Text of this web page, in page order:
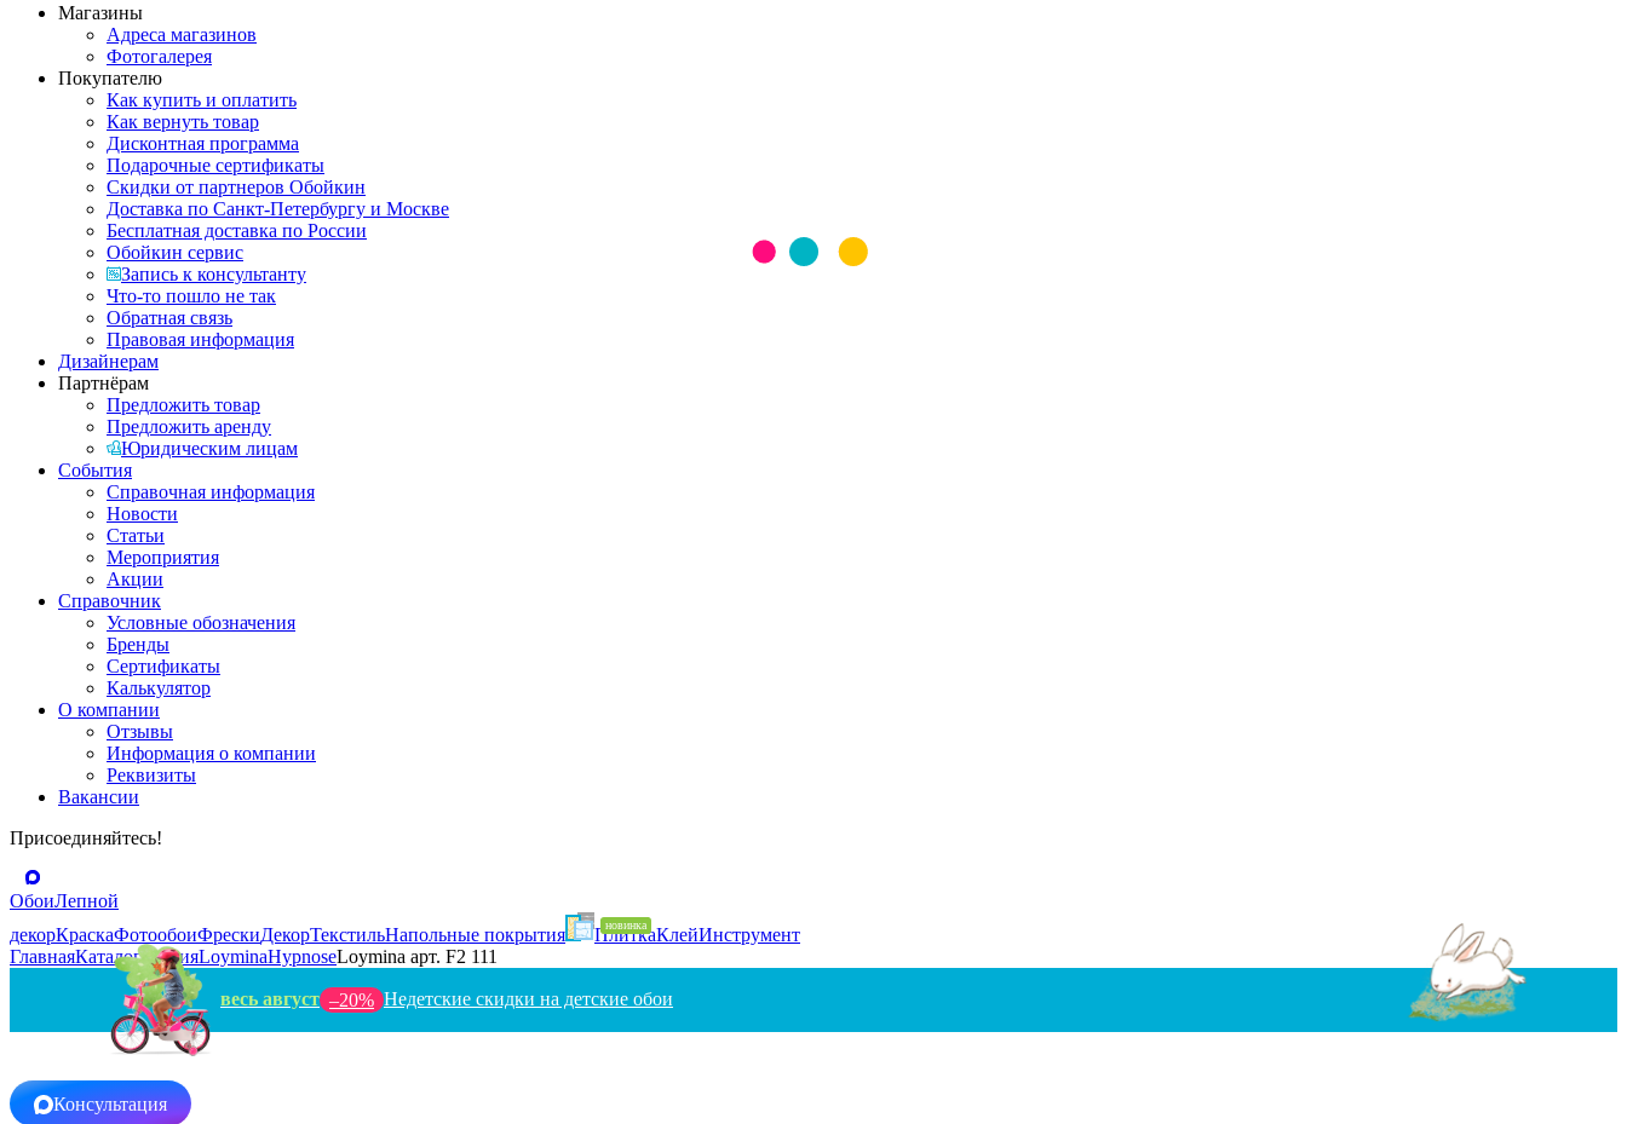
Магазины
Адреса магазинов
Фотогалерея
Покупателю
Как купить и оплатить
Как вернуть товар
Дисконтная программа
Подарочные сертификаты
Скидки от партнеров Обойкин
Доставка по Санкт-Петербургу и Москве
Бесплатная доставка по России
Обойкин сервис
Запись к консультанту
Что-то пошло не так
Обратная связь
Правовая информация
Дизайнерам
Партнёрам
Предложить товар
Предложить аренду
Юридическим лицам
События
Справочная информация
Новости
Статьи
Мероприятия
Акции
Справочник
Условные обозначения
Бренды
Сертификаты
Калькулятор
О компании
Отзывы
Информация о компании
Реквизиты
Вакансии
Присоединяйтесь!
ОбоиЛепной
декорКраскаФотообоиФрескиДекорТекстильНапольные покрытия ПлиткаКлейИнструмент
ГлавнаяКаталогРоссияLoyminaHypnoseLoymina арт. F2 111
весь август –20% Недетские скидки на детские обои
Консультация